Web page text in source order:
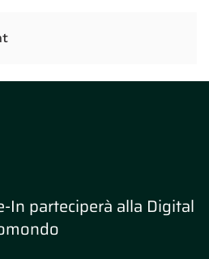
In parteciperà alla Digital